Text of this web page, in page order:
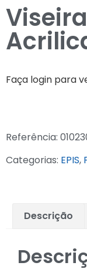
Faça login para
Referência:
Categorias: EPIS,
Descrição